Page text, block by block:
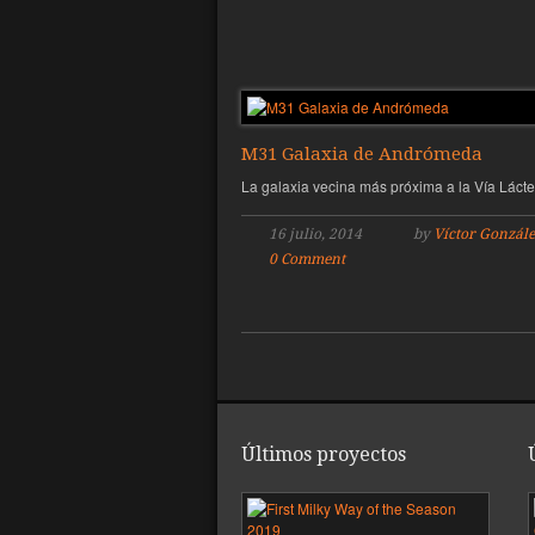
M31 Galaxia de Andrómeda
La galaxia vecina más próxima a la Vía
16 julio, 2014 by Víctor
0 Comment
Últimos proyectos